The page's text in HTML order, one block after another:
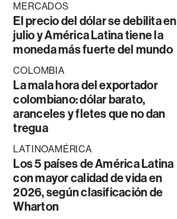
MERCADOS
El precio del dólar se debilita en
julio y América Latina tiene la
moneda más fuerte del mundo
COLOMBIA
La mala hora del exportador
colombiano: dólar barato,
aranceles y fletes que no dan
tregua
LATINOAMÉRICA
Los 5 países de América Latina
con mayor calidad de vida en
2026, según clasificación de
Wharton